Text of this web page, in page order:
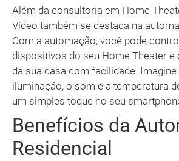
Além da consultoria em Home
Vídeo também se destaca na
Com a automação, você pode
dispositivos do seu Home Theater
da sua casa com facilidade.
iluminação, o som e a temperatura
um simples toque no seu
Benefícios da
Residencial